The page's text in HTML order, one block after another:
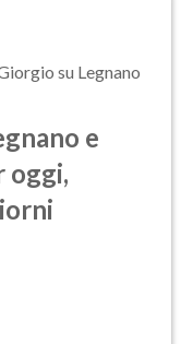
su Legnano
e
oggi,